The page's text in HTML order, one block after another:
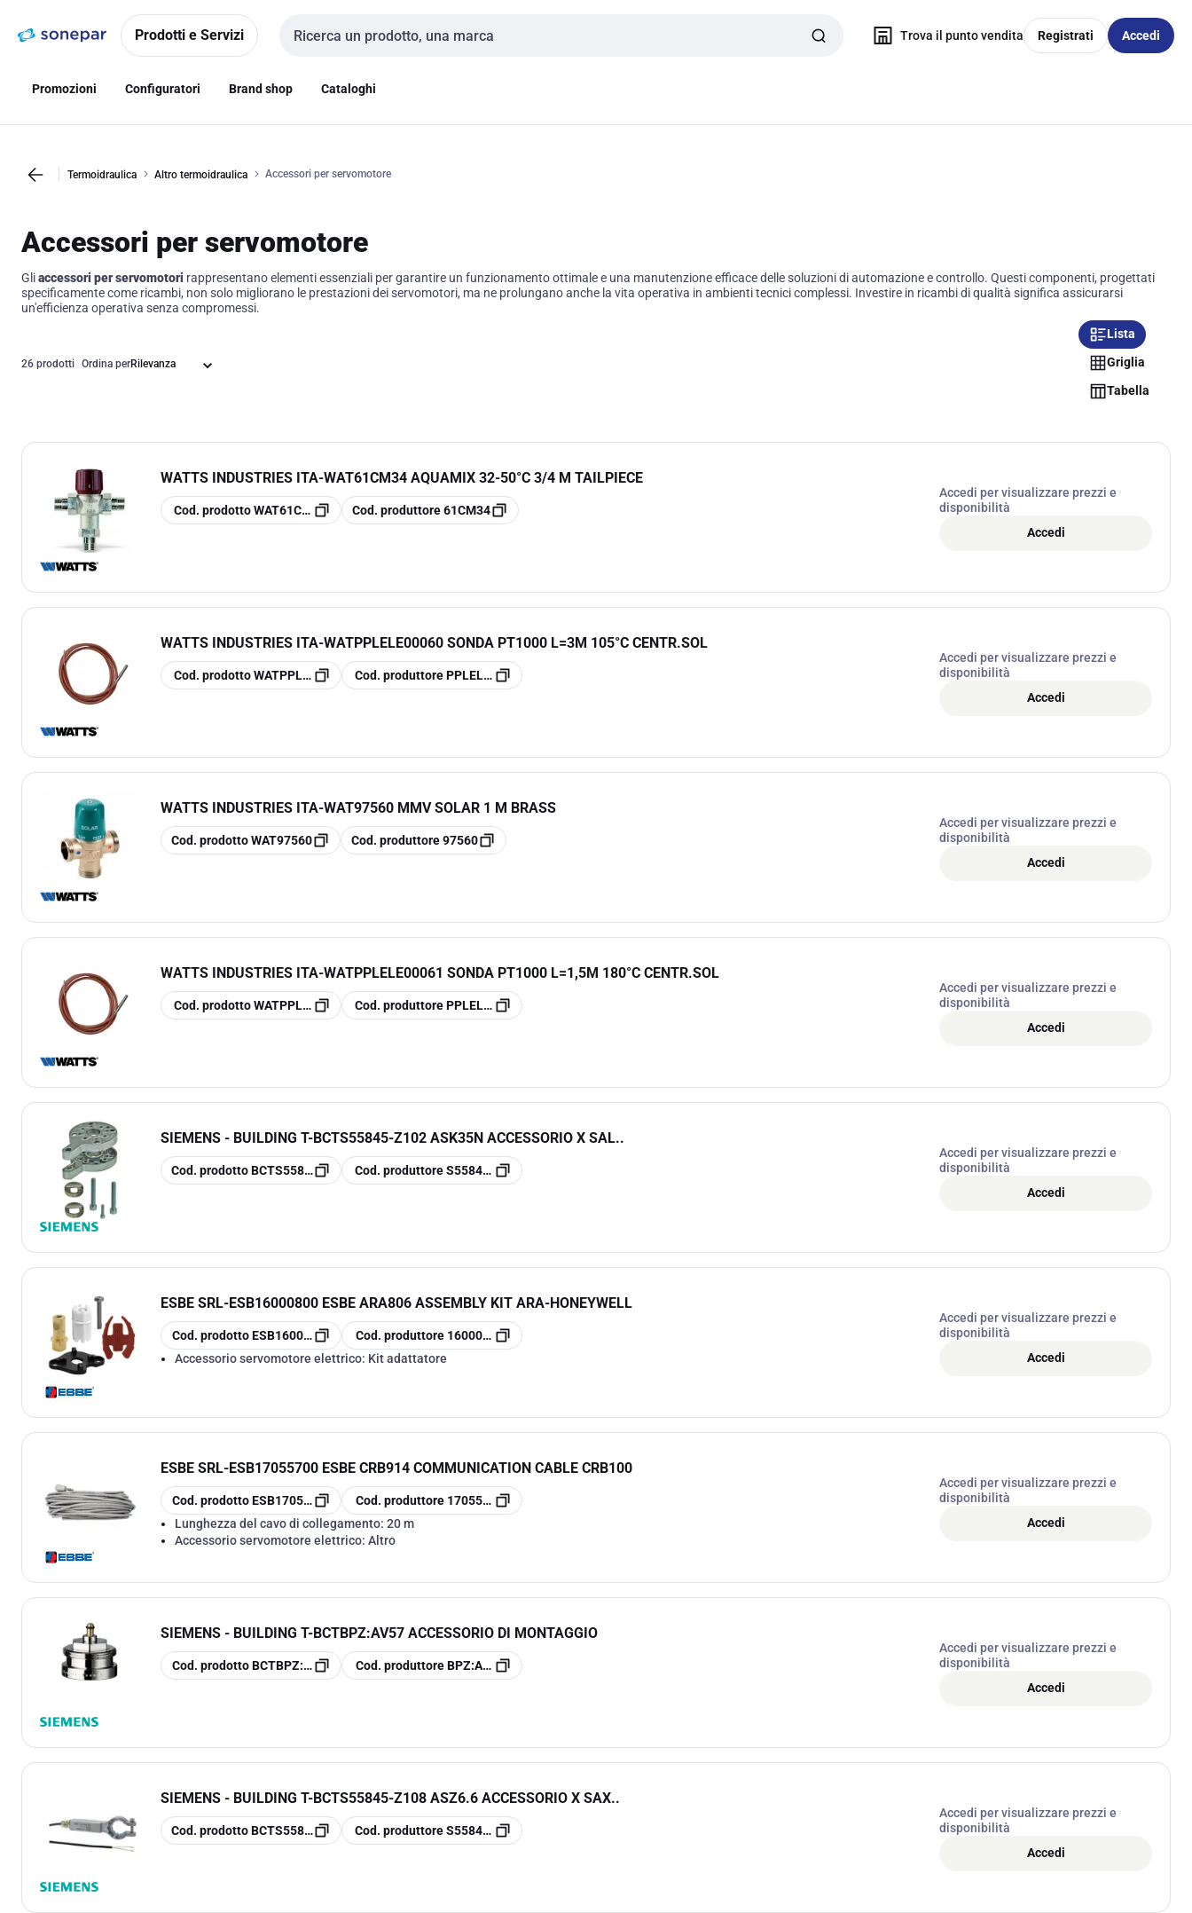
navigazionealla
Prodotti e Servizi
Cerca input
Trova il punto vendita Registrati Accedi
Promozioni Configuratori Brand shop Cataloghi
Termoidraulica Altro termoidraulica Accessori per servomotore
Accessori per servomotore
Gliaccessori per servomotori rappresentano elementi essenziali per garantire un funzionamento ottimale e una manutenzione efficace delle soluzioni di automazione e controllo. Questi componenti, progettati
specificamente come ricambi, non solo migliorano le prestazioni dei servomotori, ma ne prolungano anche la vita operativa in ambienti tecnici complessi. Investire in ricambi di qualità significa assicurarsi
un'efficienza operativa senza compromessi.
26 prodotti Ordina per
Lista
Griglia
Tabella
WATTS INDUSTRIES ITA-WAT61CM34 AQUAMIX 32-50°C 3/4 M TAILPIECE
copia
Cod. prodottoWAT61CM34 copia
Cod. produttore61CM34
Accedi per visualizzare prezzi e
disponibilità
Accedi
WATTS INDUSTRIES ITA-WATPPLELE00060 SONDA PT1000 L=3M 105°C CENTR.SOL
copia
Cod. prodotto WATPPLELE00060copia
Cod. produttore PPLELE00060
Accedi per visualizzare prezzi e
disponibilità
Accedi
WATTS INDUSTRIES ITA-WAT97560 MMV SOLAR 1 M BRASS
copia
Cod. prodottoWAT97560 copia
Cod. produttore97560
Accedi per visualizzare prezzi e
disponibilità
Accedi
WATTS INDUSTRIES ITA-WATPPLELE00061 SONDA PT1000 L=1,5M 180°C CENTR.SOL
copia
Cod. prodotto WATPPLELE00061copia
Cod. produttore PPLELE00061
Accedi per visualizzare prezzi e
disponibilità
Accedi
SIEMENS - BUILDING T-BCTS55845-Z102 ASK35N ACCESSORIO X SAL..
copia
Cod. prodottoBCTS55845-Z102copia
Cod. produttoreS55845-Z102
Accedi per visualizzare prezzi e
disponibilità
Accedi
ESBE SRL-ESB16000800 ESBE ARA806 ASSEMBLY KIT ARA-HONEYWELL
copia
Cod. prodottoESB16000800 copiaCod. produttore 16000800
Accessorio servomotore elettrico: Kit adattatore
Accedi per visualizzare prezzi e
disponibilità
Accedi
ESBE SRL-ESB17055700 ESBE CRB914 COMMUNICATION CABLE CRB100
copia
Cod. prodottoESB17055700 copiaCod. produttore 17055700
Lunghezza del cavo di collegamento: 20 m
Accessorio servomotore elettrico: Altro
Accedi per visualizzare prezzi e
disponibilità
Accedi
SIEMENS - BUILDING T-BCTBPZ:AV57 ACCESSORIO DI MONTAGGIO
copia
Cod. prodottoBCTBPZ:AV57 copiaCod. produttore BPZ:AV57
Accedi per visualizzare prezzi e
disponibilità
Accedi
SIEMENS - BUILDING T-BCTS55845-Z108 ASZ6.6 ACCESSORIO X SAX..
copia
Cod. prodottoBCTS55845-Z108copia
Cod. produttoreS55845-Z108
Accedi per visualizzare prezzi e
disponibilità
Accedi